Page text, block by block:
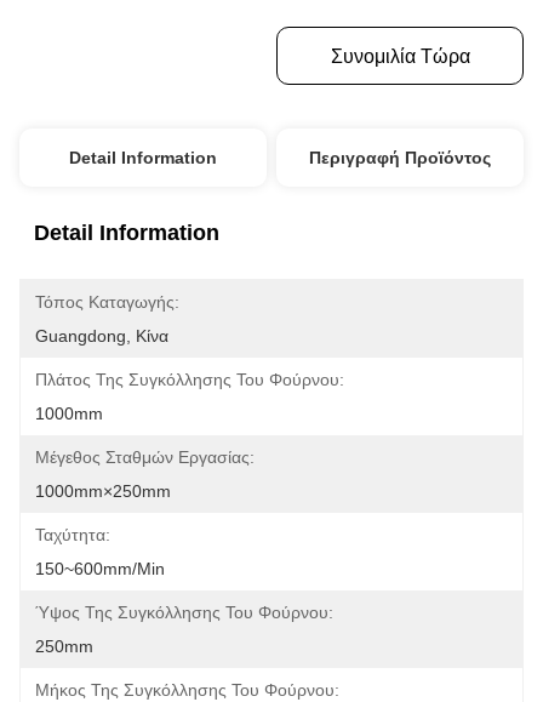
Συνομιλία Τώρα
Detail Information Περιγραφή Προϊόντος
Detail Information
Τόπος Καταγωγής:
Guangdong, Κίνα
Πλάτος Της Συγκόλλησης Του Φούρνου:
1000mm
Μέγεθος Σταθμών Εργασίας:
1000mm×250mm
Ταχύτητα:
150~600mm/min
Ύψος Της Συγκόλλησης Του Φούρνου:
250mm
Μήκος Της Συγκόλλησης Του Φούρνου: